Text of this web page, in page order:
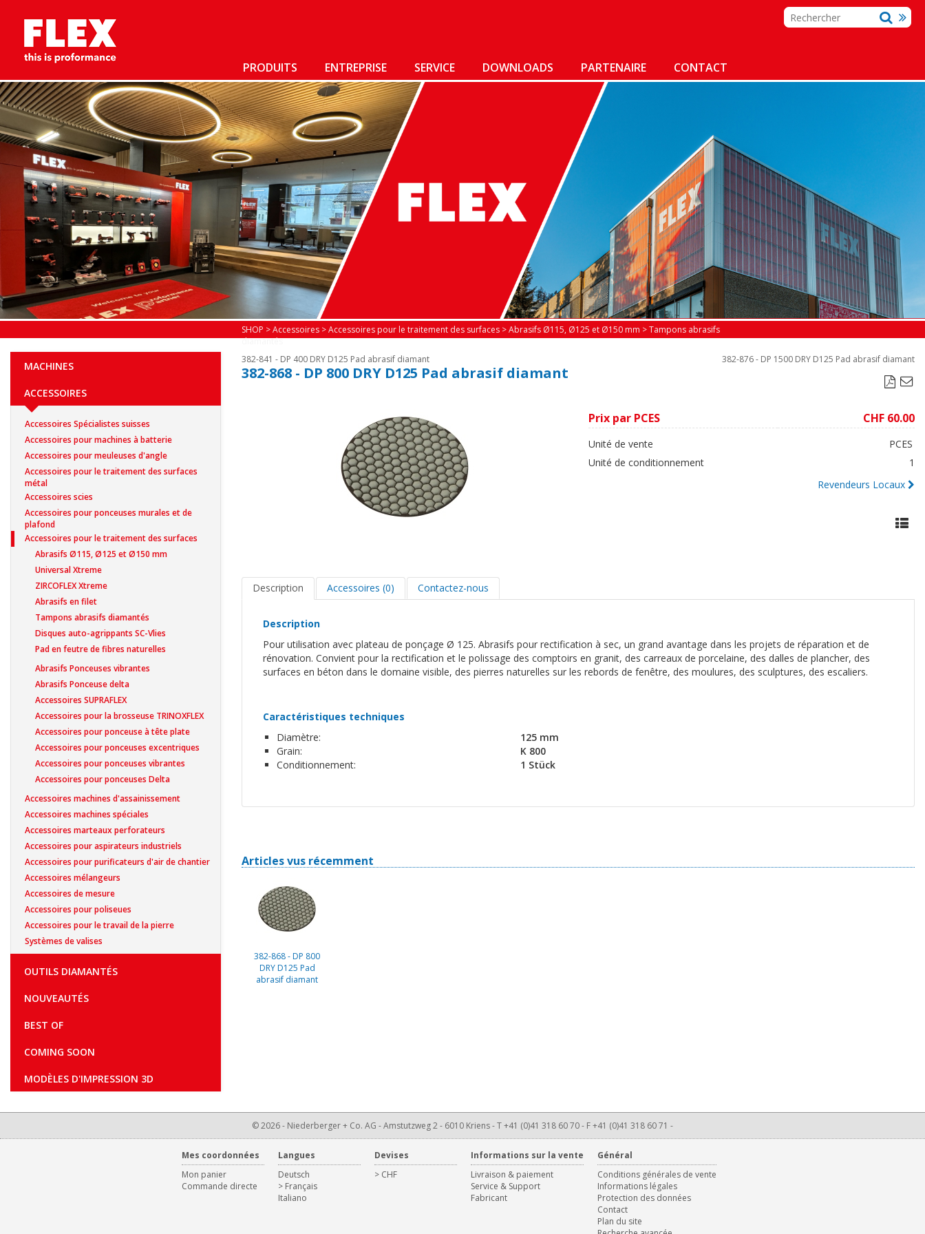
PRODUITS ENTREPRISE SERVICE DOWNLOADS PARTENAIRE CONTACT
MACHINES
ACCESSOIRES
Accessoires Spécialistes suisses
Accessoires pour machines à batterie
Accessoires pour meuleuses d'angle
Accessoires pour le traitement des surfaces
métal
Accessoires scies
Accessoires pour ponceuses murales et de
plafond
Accessoires pour le traitement des surfaces
Abrasifs Ø115, Ø125 et Ø150 mm
Universal Xtreme
ZIRCOFLEX Xtreme
Abrasifs en filet
Tampons abrasifs diamantés
Disques auto-agrippants SC-Vlies
Pad en feutre de fibres naturelles
Abrasifs Ponceuses vibrantes
Abrasifs Ponceuse delta
Accessoires SUPRAFLEX
Accessoires pour la brosseuse TRINOXFLEX
Accessoires pour ponceuse à tête plate
Accessoires pour ponceuses excentriques
Accessoires pour ponceuses vibrantes
Accessoires pour ponceuses Delta
Accessoires machines d'assainissement
Accessoires machines spéciales
Accessoires marteaux perforateurs
Accessoires pour aspirateurs industriels
Accessoires pour purificateurs d'air de chantier
Accessoires mélangeurs
Accessoires de mesure
Accessoires pour poliseues
Accessoires pour le travail de la pierre
Systèmes de valises
OUTILS DIAMANTÉS
NOUVEAUTÉS
BEST OF
COMING SOON
MODÈLES D'IMPRESSION 3D
SHOP >Accessoires >Accessoires pour le traitement des surfaces >Abrasifs Ø115, Ø125 et Ø150 mm >Tampons abrasifs
diamantés
382-841 - DP 400 DRY D125 Pad abrasif diamant
382-876 - DP 1500 DRY D125 Pad abrasif diamant
382-868 - DP 800 DRY D125 Pad abrasif diamant 
Prix par PCES CHF 60.00
Unité de vente
PCES
Unité de conditionnement
1
Revendeurs Locaux
Description Accessoires (0) Contactez-nous
Description
Pour utilisation avec plateau de ponçage Ø 125. Abrasifs pour rectification à sec, un grand avantage dans les projets de réparation et de
rénovation. Convient pour la rectification et le polissage des comptoirs en granit, des carreaux de porcelaine, des dalles de plancher, des
surfaces en béton dans le domaine visible, des pierres naturelles sur les rebords de fenêtre, des moulures, des sculptures, des escaliers.
Caractéristiques techniques
Diamètre:
125 mm
Grain:
K 800
Conditionnement:
1 Stück
Articles vus récemment
382-868 - DP 800
DRY D125 Pad
abrasif diamant
© 2026 - Niederberger + Co. AG - Amstutzweg 2 - 6010 Kriens - T +41 (0)41 318 60 70 - F +41 (0)41 318 60 71 -
Mes coordonnées
Mon panier
Commande directe
Langues
Deutsch
> Français
Italiano
Devises
> CHF
Informations sur la vente
Livraison & paiement
Service & Support
Fabricant
Général
Conditions générales de vente
Informations légales
Protection des données
Contact
Plan du site